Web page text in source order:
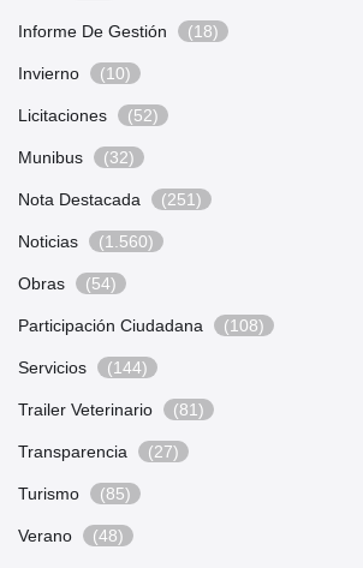
Informe De Gestión (18)
Invierno (10)
Licitaciones (52)
Munibus (32)
Nota Destacada (251)
Noticias (1.560)
Obras (54)
Participación Ciudadana (108)
Servicios (144)
Trailer Veterinario (81)
Transparencia (27)
Turismo (85)
Verano (48)